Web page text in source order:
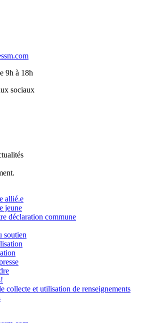
9h à 18h
sociaux
allié.e
jeune
déclaration commune
soutien
collecte et utilisation de renseignements